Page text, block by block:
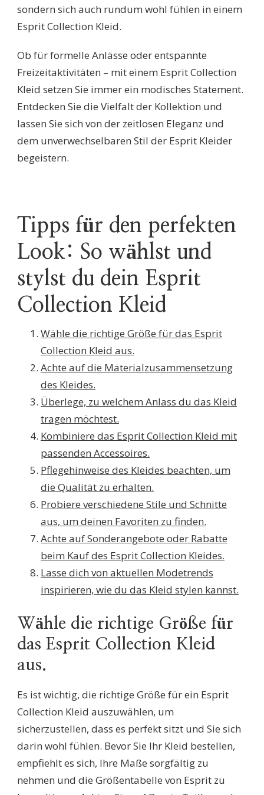
sondern sich auch rundum wohl fühlen in einem
Esprit Collection Kleid.
Ob für formelle Anlässe oder entspannte
Freizeitaktivitäten – mit einem Esprit Collection
Kleid setzen Sie immer ein modisches Statement.
Entdecken Sie die Vielfalt der Kollektion und
lassen Sie sich von der zeitlosen Eleganz und
dem unverwechselbaren Stil der Esprit Kleider
begeistern.
Tipps für den perfekten
Look: So wählst und
stylst du dein Esprit
Collection Kleid
Wähle die richtige Größe für das Esprit
Collection Kleid aus.
Achte auf die Materialzusammensetzung
des Kleides.
Überlege, zu welchem Anlass du das Kleid
tragen möchtest.
Kombiniere das Esprit Collection Kleid mit
passenden Accessoires.
Pflegehinweise des Kleides beachten, um
die Qualität zu erhalten.
Probiere verschiedene Stile und Schnitte
aus, um deinen Favoriten zu finden.
Achte auf Sonderangebote oder Rabatte
beim Kauf des Esprit Collection Kleides.
Lasse dich von aktuellen Modetrends
inspirieren, wie du das Kleid stylen kannst.
Wähle die richtige Größe für
das Esprit Collection Kleid
aus.
Es ist wichtig, die richtige Größe für ein Esprit
Collection Kleid auszuwählen, um
sicherzustellen, dass es perfekt sitzt und Sie sich
darin wohl fühlen. Bevor Sie Ihr Kleid bestellen,
empfiehlt es sich, Ihre Maße sorgfältig zu
nehmen und die Größentabelle von Esprit zu